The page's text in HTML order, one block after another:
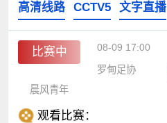
高清线路
CCTV5 文字直播
比赛中 08-09 17:00
罗甸足协
晨风青年
观看比赛：